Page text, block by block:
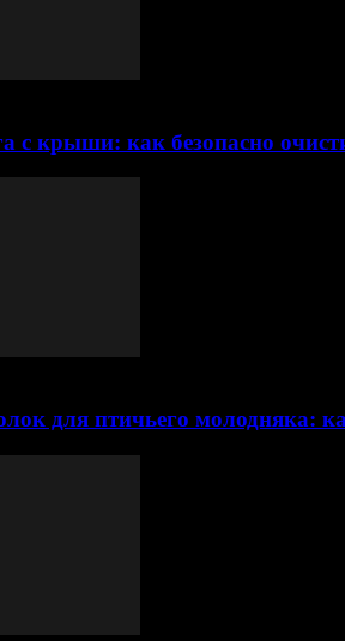
с крыши: как безопасно
для птичьего молодняка: